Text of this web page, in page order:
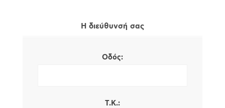
Η διεύθυνσή σας
Οδός:
Τ.Κ.: